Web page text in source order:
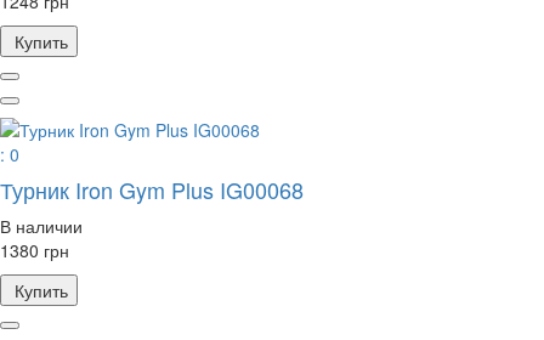
Купить
: 0
Турник Iron Gym Plus IG00068
В наличии
1380 грн
Купить